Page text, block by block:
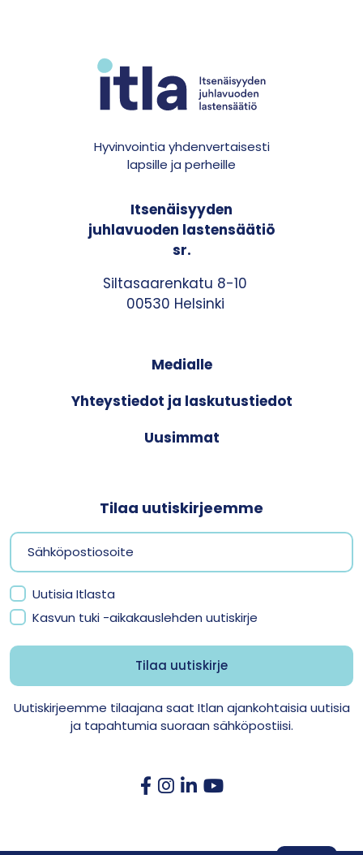
Hyvinvointia yhdenvertaisesti
lapsille ja perheille
Itsenäisyyden
juhlavuoden lastensäätiö
sr.
Siltasaarenkatu 8-10
00530 Helsinki
Medialle
Yhteystiedot ja laskutustiedot
Uusimmat
Tilaa uutiskirjeemme
Uutisia Itlasta
Kasvun tuki -aikakauslehden uutiskirje
Uutiskirjeemme tilaajana saat Itlan ajankohtaisia uutisia
ja tapahtumia suoraan sähköpostiisi.